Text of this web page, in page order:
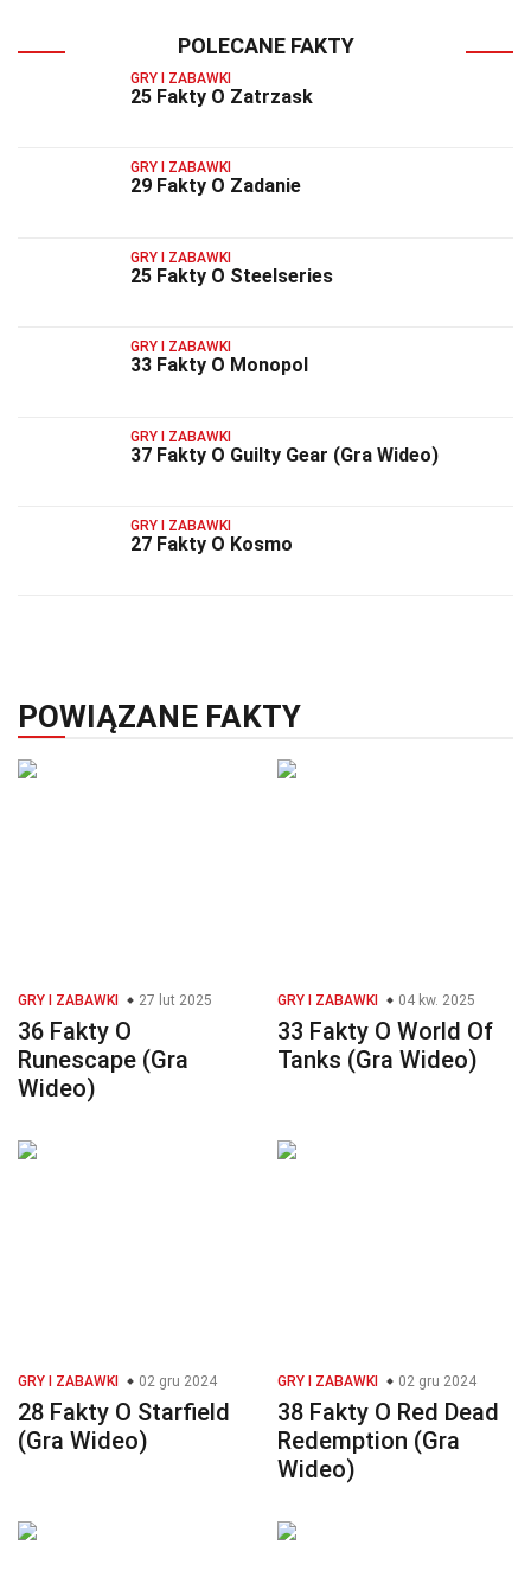
POLECANE FAKTY
GRY I ZABAWKI
25 Fakty O Zatrzask
GRY I ZABAWKI
29 Fakty O Zadanie
GRY I ZABAWKI
25 Fakty O Steelseries
GRY I ZABAWKI
33 Fakty O Monopol
GRY I ZABAWKI
37 Fakty O Guilty Gear (Gra Wideo)
GRY I ZABAWKI
27 Fakty O Kosmo
POWIĄZANE FAKTY
GRY I ZABAWKI 27 lut 2025
36 Fakty O
Runescape (Gra
Wideo)
GRY I ZABAWKI 04 kw. 2025
33 Fakty O World Of
Tanks (Gra Wideo)
GRY I ZABAWKI 02 gru 2024
28 Fakty O Starfield
(Gra Wideo)
GRY I ZABAWKI 02 gru 2024
38 Fakty O Red Dead
Redemption (Gra
Wideo)